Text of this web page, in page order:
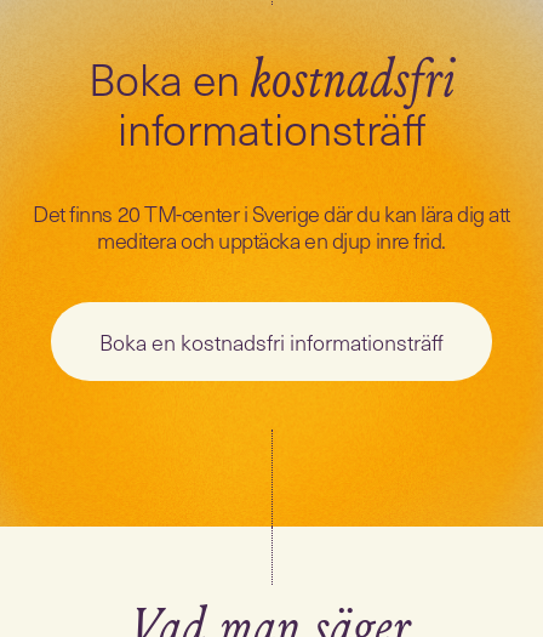
Boka enkostnadsfri
informationsträff
Det finns 20 TM-center i Sverige där du kan lära dig att
meditera och upptäcka en djup inre frid.
Boka en kostnadsfri informationsträff